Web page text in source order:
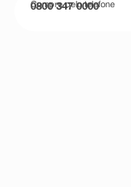
Compre pelo telefone
0800 347 0000